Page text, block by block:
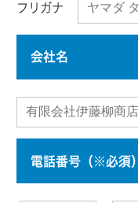
フリガナ
会社名
電話番号（※必須）